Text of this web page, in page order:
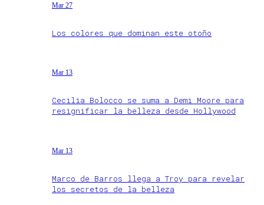
Mar 27
Los colores que dominan este otoño
Mar 13
Cecilia Bolocco se suma a Demi Moore para
resignificar la belleza desde Hollywood
Mar 13
Marco de Barros llega a Troy para revelar
los secretos de la belleza